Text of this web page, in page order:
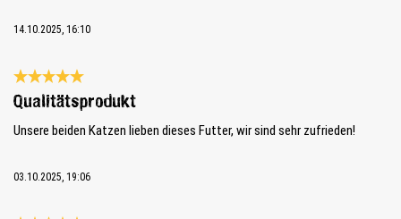
14.10.2025, 16:10
Review with rating of 5 out of 5 stars
Qualitätsprodukt
Unsere beiden Katzen lieben dieses Futter, wir sind sehr zufrieden!
03.10.2025, 19:06